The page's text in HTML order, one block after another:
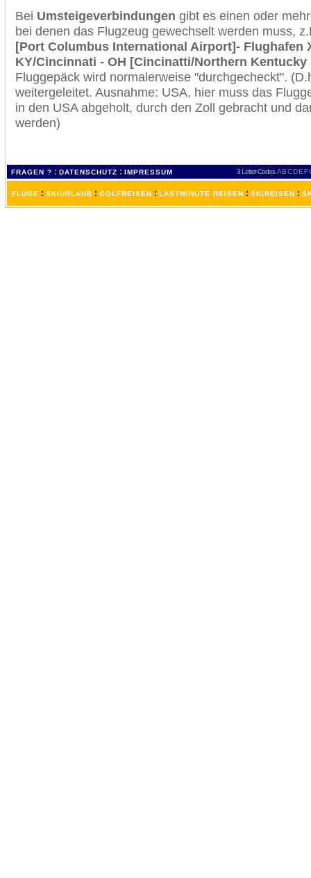
Bei Umsteigeverbindungen gibt es einen oder
bei denen das Flugzeug gewechselt werden muss,
[Port Columbus International Airport]- Flughafen
KY/Cincinnati - OH [Cincinatti/Northern
Fluggepäck wird normalerweise "durchgecheckt".
weitergeleitet. Ausnahme: USA, hier muss das
in den USA abgeholt, durch den Zoll gebracht und
werden)
FRAGEN ? : DATENSCHUTZ : IMPRESSUM 3 Letter-Codes ABCDEF
FLÜGE : SKIURLAUB : GOLFREISEN : LASTMINUTE REISEN : SKIREISEN :